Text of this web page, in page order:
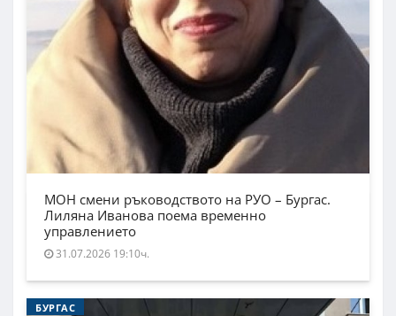
МОН смени ръководството на РУО – Бургас.
Лиляна Иванова поема временно
управлението
31.07.2026 19:10ч.
БУРГАС